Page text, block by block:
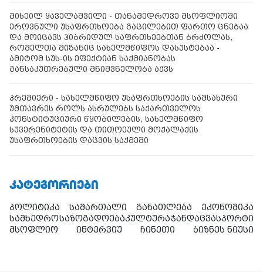
მიხეილ ყაველაშვილი - თანამედროვე მსოფლიოში
ეროვნული უსაფრთხოება გაცილებით ფართო ცნებაა
და მოიცავს ჰიბრიდულ საფრთხეებთან ბრძოლას,
რომელთა მიზანიც სახელმწიფოს დასუსტებაა -
ამიტომ სუს-ის ეფექტიან საქმიანობას
განსაკუთრებული მნიშვნელობა აქვს
პრემიერი - სახელმწიფო უსაფრთხოების სამსახური
უმთავრეს როლს ასრულებს საქართველოს
კონსტიტუციური წყობილების, სახელმწიფო
სუვერენიტეტის და თითოეული მოქალაქის
უსაფრთხოების დაცვის საქმეში
ᲙᲐᲢᲔᲒᲝᲠᲘᲔᲑᲘ
პოლიტიკა სამართალი განათლება
ეკონომიკა
სამხედროსაზოგადოებაკულტურაჯანდაცვასპორტი
მსოფლიო
ინტერვიუ ჩინეთი ბიზნეს ნიუსი